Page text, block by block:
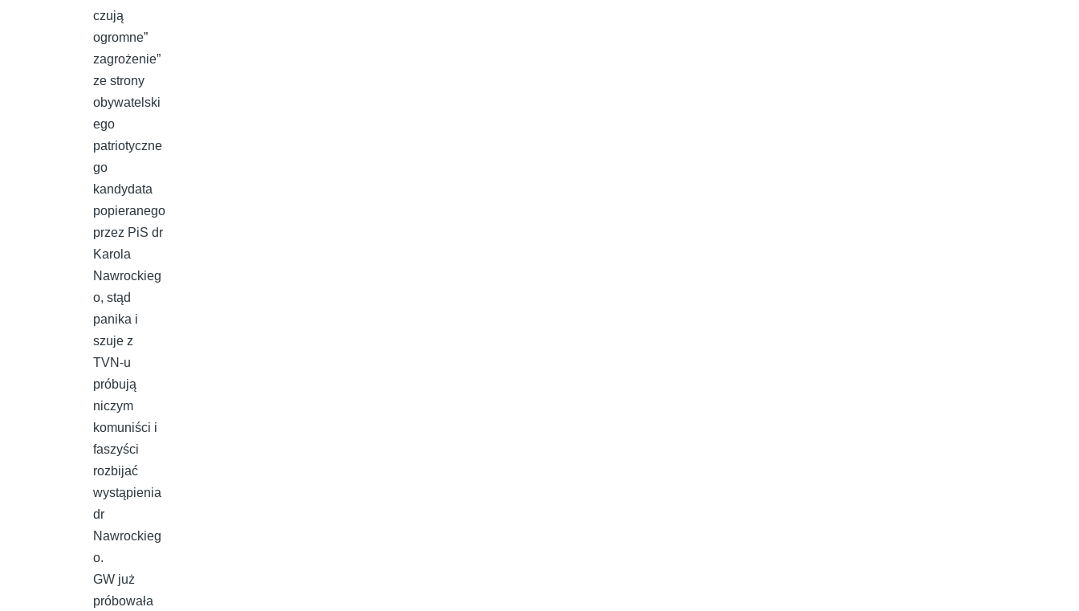
czują
ogromne”
zagrożenie”
ze strony
obywatelski
ego
patriotyczne
go
kandydata
popieranego
przez PiS dr
Karola
Nawrockieg
o, stąd
panika i
szuje z
TVN-u
próbują
niczym
komuniści i
faszyści
rozbijać
wystąpienia
dr
Nawrockieg
o.
GW już
próbowała